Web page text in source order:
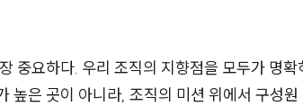
요하다. 우리 조직의 지향점을 모두가 명
은 곳이 아니라, 조직의 미션 위에서 구성